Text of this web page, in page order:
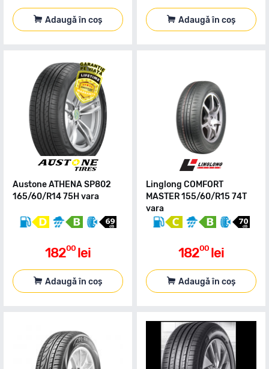
Adaugă în coș Adaugă în coș
Austone ATHENA SP802
165/60/R14 75H vara
18200 lei
Adaugă în coș
Linglong COMFORT
MASTER 155/60/R15 74T
vara
18200 lei
Adaugă în coș